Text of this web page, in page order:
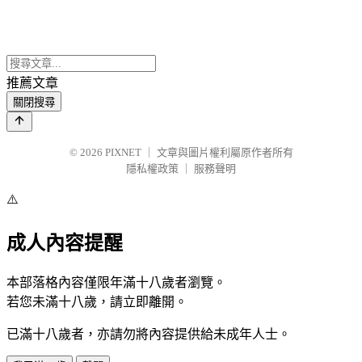
推薦文章
關閉搜尋
© 2026 PIXNET
文章與圖片權利屬原作者所有
隱私權政策
服務聲明
⚠️
成人內容提醒
本部落格內容僅限年滿十八歲者瀏覽。
若您未滿十八歲，請立即離開。
已滿十八歲者，亦請勿將內容提供給未成年人士。